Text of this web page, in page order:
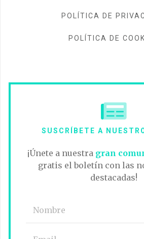
POLÍTICA DE
POLÍTICA DE
SUSCRÍBETE A
¡Únete a nuestra gran
gratis el boletín con las
destacadas!